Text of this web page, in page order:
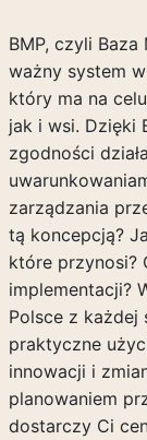
BMP, czyli
ważny system
który ma na
jak i wsi. Dzięki
zgodności
zarządzania
tą koncepcją?
które przynosi?
implementacji?
Polsce z każdej
praktyczne
innowacji i
planowaniem
dostarczy Ci